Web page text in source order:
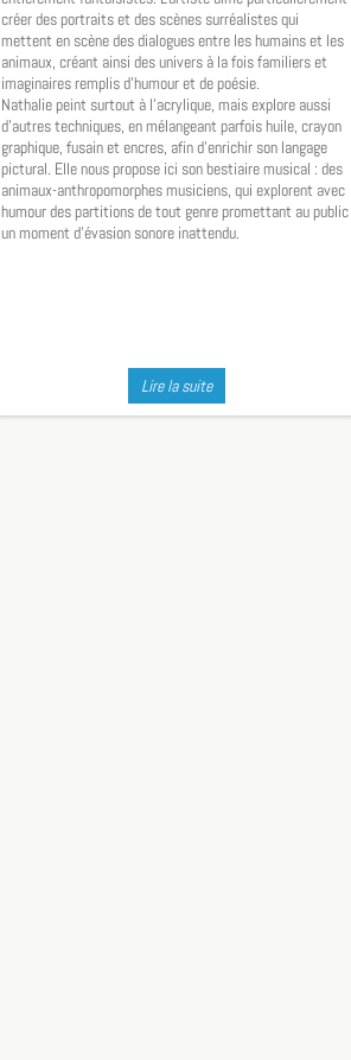
créer des portraits et des scènes surréalistes qui
mettent en scène des dialogues entre les humains et les
animaux, créant ainsi des univers à la fois familiers et
imaginaires remplis d’humour et de poésie.
Nathalie peint surtout à l’acrylique, mais explore aussi
d’autres techniques, en mélangeant parfois huile, crayon
graphique, fusain et encres, afin d’enrichir son langage
pictural. Elle nous propose ici son bestiaire musical : des
animaux-anthropomorphes musiciens, qui explorent avec
humour des partitions de tout genre promettant au public
un moment d'évasion sonore inattendu.
Lire la suite